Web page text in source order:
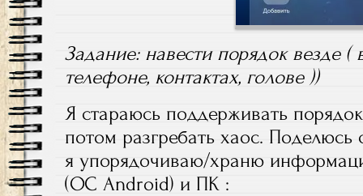
Задание: навести порядок везде (
телефоне, контактах, голове ))
Я стараюсь поддерживать
потом разгребать хаос.
я упорядочиваю/храню
(ОС Android) и ПК :